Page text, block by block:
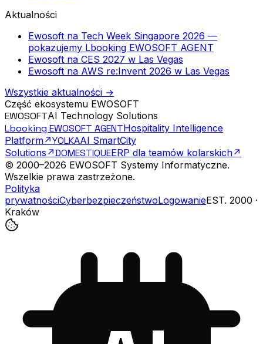
Aktualności
Ewosoft na Tech Week Singapore 2026 —
pokazujemy Lbooking EWOSOFT AGENT
Ewosoft na CES 2027 w Las Vegas
Ewosoft na AWS re:Invent 2026 w Las Vegas
Wszystkie aktualności →
Część ekosystemu EWOSOFT
EWOSOFTAI Technology Solutions
Lbooking EWOSOFT AGENTHospitality Intelligence
Platform↗YOLKAAI SmartCity
Solutions ↗DOMESTIQUEERP dla teamów kolarskich↗
© 2000–2026 EWOSOFT Systemy Informatyczne.
Wszelkie prawa zastrzeżone.
Polityka
prywatnościCyberbezpieczeństwoLogowanieEST. 2000 ·
Kraków